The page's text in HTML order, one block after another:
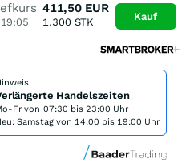
411,50 EUR
1.300STK Kauf
Handelszeiten
Fr von 07:30 bis 23:00 Uhr
Samstag von 14:00 bis 19:00 Uhr